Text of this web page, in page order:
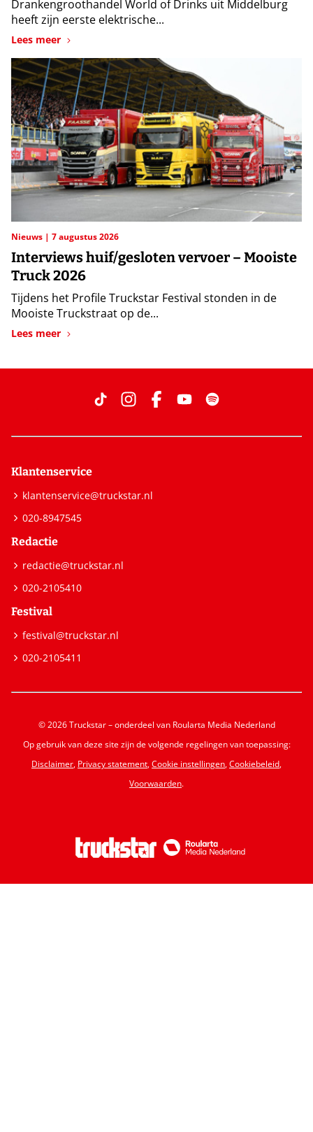
Drankengroothandel World of Drinks uit Middelburg
heeft zijn eerste elektrische...
Lees meer
Nieuws 7 augustus 2026
Interviews huif/gesloten vervoer – Mooiste
Truck 2026
Tijdens het Profile Truckstar Festival stonden in de
Mooiste Truckstraat op de...
Lees meer
Klantenservice
klantenservice@truckstar.nl
020-8947545
Redactie
redactie@truckstar.nl
020-2105410
Festival
festival@truckstar.nl
020-2105411
© 2026 Truckstar – onderdeel van Roularta Media Nederland
Op gebruik van deze site zijn de volgende regelingen van toepassing:
Disclaimer, Privacy statement,Cookie instellingen,Cookiebeleid,
Voorwaarden.